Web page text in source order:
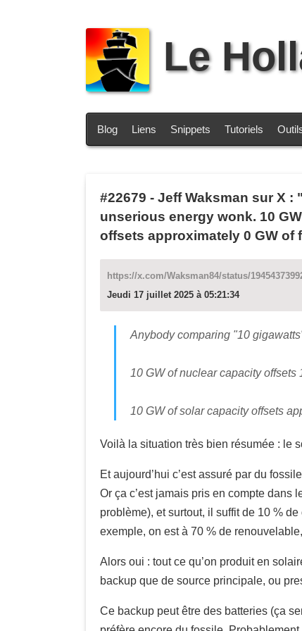
Le
Blog Liens Snippets Tutoriels
#22679 - Jeff Waksman sur X
unserious energy wonk. 10
offsets approximately 0 GW of
https://x.com/Waksman84/status/
Jeudi 17 juillet 2025 à 05:21:34
Anybody comparing "10
10 GW of nuclear capacity offsets
10 GW of solar capacity offsets
Voilà la situation très bien résumée : le
Et aujourd’hui c’est assuré par du
Or ça c’est jamais pris en compte dans
problème), et surtout, il suffit de 10 %
exemple, on est à 70 % de
Alors oui : tout ce qu’on produit en
backup que de source principale, ou
Ce backup peut être des batteries (ça